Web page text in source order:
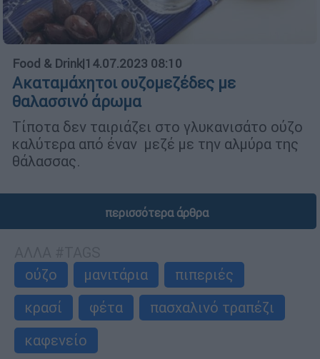
Food & Drink|14.07.2023 08:10
Aκαταμάχητοι ουζομεζέδες με
θαλασσινό άρωμα
Τίποτα δεν ταιριάζει στο γλυκανισάτο ούζο
καλύτερα από έναν μεζέ με την αλμύρα της
θάλασσας.
περισσότερα άρθρα
ούζο
μανιτάρια
πιπεριές
κρασί
φέτα
πασχαλινό τραπέζι
καφενείο